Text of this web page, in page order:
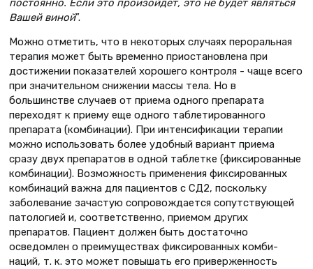
Вашей виной”.
Можно отметить, что в некоторых случаях пероральная
терапия может быть временно приостановлена при
достижении показателей хорошего контроля - чаще всего
при значи­тельном снижении массы тела. Но в
большинстве случаев от приема одно­го препарата
переходят к приему еще одного таблетированного
препарата (комбинации). При интенсификации терапии
можно использовать более удобный вариант приема
сразу двух препаратов в одной таблетке (фикси­рованные
комбинации). Возможность применения фиксированных
комби­наций важна для пациентов с СД2, поскольку
заболевание зачастую сопровождается сопутствующей
пато­логией и, соответственно, приемом других
препаратов. Пациент должен быть достаточно
осведомлен о пре­имуществах фиксированных комби­
наций, т. к. это может повышать его приверженность